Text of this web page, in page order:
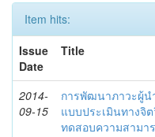
Item hits:
Issue
Date
Title
2014-
09-15
การพัฒนาภาวะผู้น
แบบประเมินทางจิ
ทดสอบความสามา